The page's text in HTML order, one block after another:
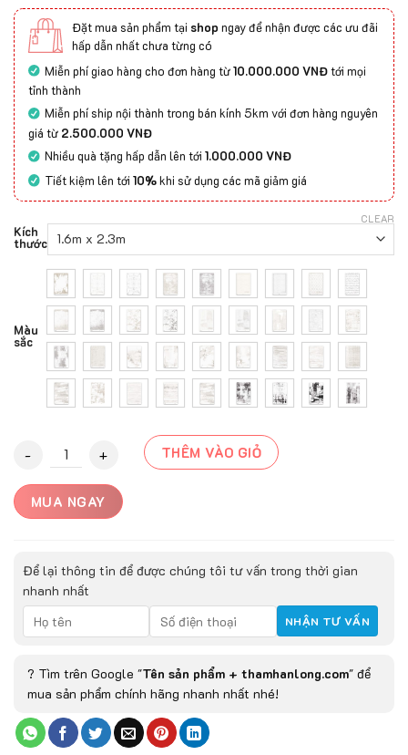
Đặt mua sản phẩm tại shop ngay để nhận được các ưu đãi
hấp dẫn nhất chưa từng có
Miễn phí giao hàng cho đơn hàng từ10.000.000 VNĐtới mọi
tỉnh thành
Miễn phí ship nội thành trong bán kính 5km với đơn hàng nguyên
giá từ 2.500.000 VNĐ
Nhiều quà tặng hấp dẫn lên tới1.000.000 VNĐ
Tiết kiệm lên tới10%khi sử dụng các mã giảm giá
Kích
thước
Màu
sắc
CLEAR
Thảm mỹ thuật Sunshine cao cấp quantity
THÊM VÀO GIỎ
MUA NGAY
Để lại thông tin để được chúng tôi tư vấn trong thời gian
nhanh nhất
? Tìm trên Google "Tên sản phẩm + thamhanlong.com" để
mua sản phẩm chính hãng nhanh nhất nhé!